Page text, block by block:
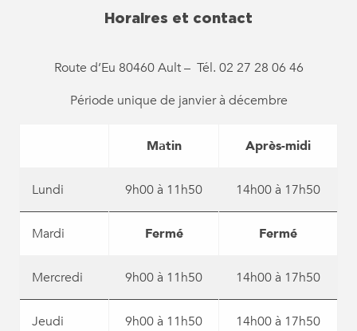
Horaires et contact
Route d’Eu 80460 Ault – Tél. 02 27 28 06 46
Période unique de janvier à décembre
Matin Après-midi
Lundi 9h00 à 11h50 14h00 à 17h50
Mardi Fermé Fermé
Mercredi 9h00 à 11h50 14h00 à 17h50
Jeudi 9h00 à 11h50 14h00 à 17h50